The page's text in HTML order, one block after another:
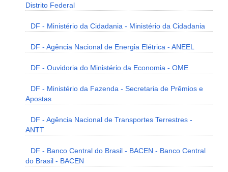
Distrito Federal
DF - Ministério da Cidadania - Ministério da Cidadania
DF - Agência Nacional de Energia Elétrica - ANEEL
DF - Ouvidoria do Ministério da Economia - OME
DF - Ministério da Fazenda - Secretaria de Prêmios e
Apostas
DF - Agência Nacional de Transportes Terrestres -
ANTT
DF - Banco Central do Brasil - BACEN - Banco Central
do Brasil - BACEN